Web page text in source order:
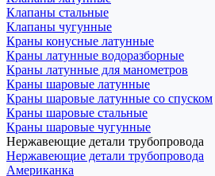
Клапаны стальные
Клапаны чугунные
Краны конусные латунные
Краны латунные водоразборные
Краны латунные для манометров
Краны шаровые латунные
Краны шаровые латунные со спуском
Краны шаровые стальные
Краны шаровые чугунные
Нержавеющие детали трубопровода
Нержавеющие детали трубопровода
Американка